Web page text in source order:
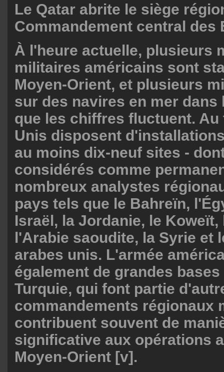
Le Qatar abrite le siège
Commandement central des
À l'heure actuelle, plusieurs
militaires américains sont
Moyen-Orient, et plusieurs
sur des navires en mer dans
que les chiffres fluctuent. Au
Unis disposent
au moins dix-neuf sites -
considérés comme
nombreux analystes
pays tels que le Bahreïn,
Israël, la Jordanie, le Koweït,
l'Arabie saoudite, la Syrie et
arabes unis. L'armée
également de grandes
Turquie, qui font partie
commandements régionaux
contribuent souvent de
significative aux opérations
Moyen-Orient [v].